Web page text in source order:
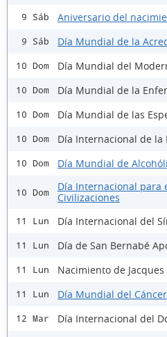
9 Sáb Aniversario del
9 Sáb Día Mundial de la
10 Dom Día Mundial del
10 Dom Día Mundial de la
10 Dom Día Mundial de las
10 Dom Día Internacional de la
10 Dom Día Mundial de
10 Dom
Día Internacional para
Civilizaciones
11 Lun Día Internacional del
11 Lun Día de San Bernabé
11 Lun Nacimiento de Jacques
11 Lun Día Mundial del
12 Mar
Día Internacional del